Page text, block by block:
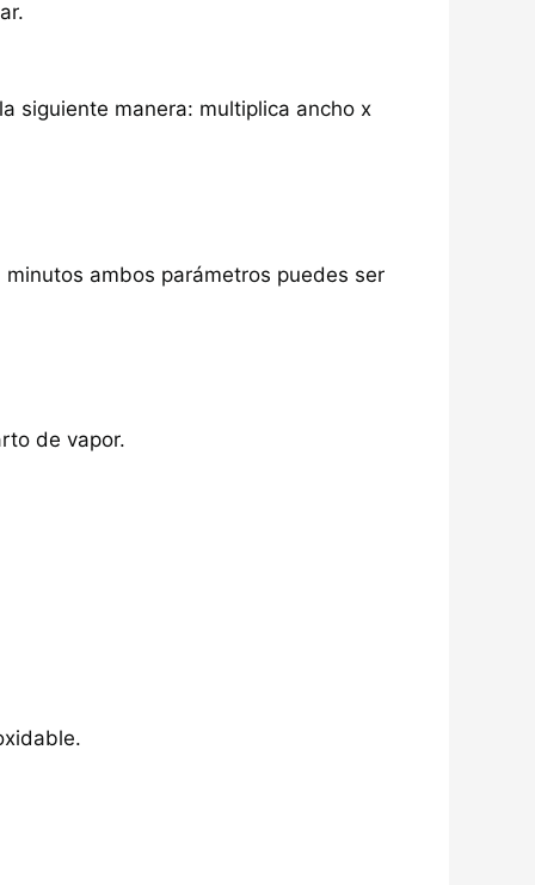
siguiente manera: multiplica ancho x
ambos parámetros puedes ser
de vapor.